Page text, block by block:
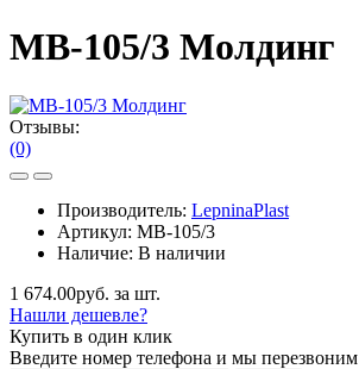
МВ-105/3 Молдинг
Отзывы:
(0)
Производитель: LepninaPlast
Артикул: МВ-105/3
Наличие: В наличии
1 674.00руб. за шт.
Нашли дешевле?
Купить в один клик
Введите номер телефона и мы перезвоним